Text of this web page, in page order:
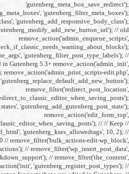
Not
not
'do_blocks', 9); //